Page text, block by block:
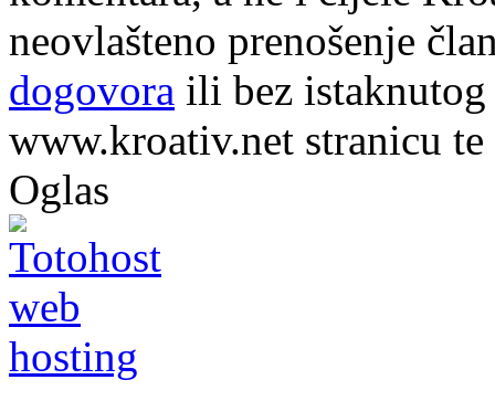
neovlašteno prenošenje
dogovora ili bez
www.kroativ.net stranicu te
Oglas